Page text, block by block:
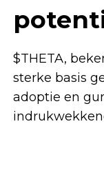
$THETA,
sterke basis
adoptie en